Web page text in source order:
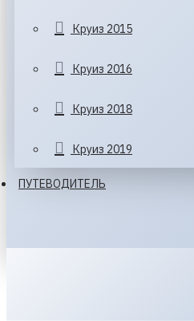
Круиз 2015
Круиз 2016
Круиз 2018
Круиз 2019
ПУТЕВОДИТЕЛЬ